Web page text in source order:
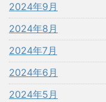
2024年9月
2024年8月
2024年7月
2024年6月
2024年5月